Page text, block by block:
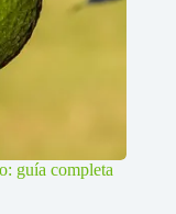
guía completa